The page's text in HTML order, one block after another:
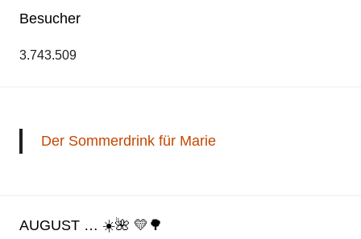
Besucher
3.743.509
Der Sommerdrink für Marie
AUGUST … ☀️🌺 💛🌳